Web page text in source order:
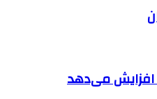
افزایش می‌دهد